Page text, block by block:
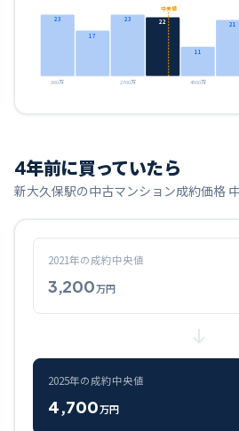
23
17
23 22
11
21
900万 2700万 4500万
中央値
4年前に買っていたら
新大久保駅の中古マンション成約価格
2021年の成約中央値
3,200万円
2025年の成約中央値
4,700万円